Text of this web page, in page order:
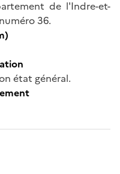
de l'Indre-et-
36.
état général.